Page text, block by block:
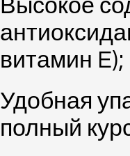
Высокое
витамин E);
Удобная
полный